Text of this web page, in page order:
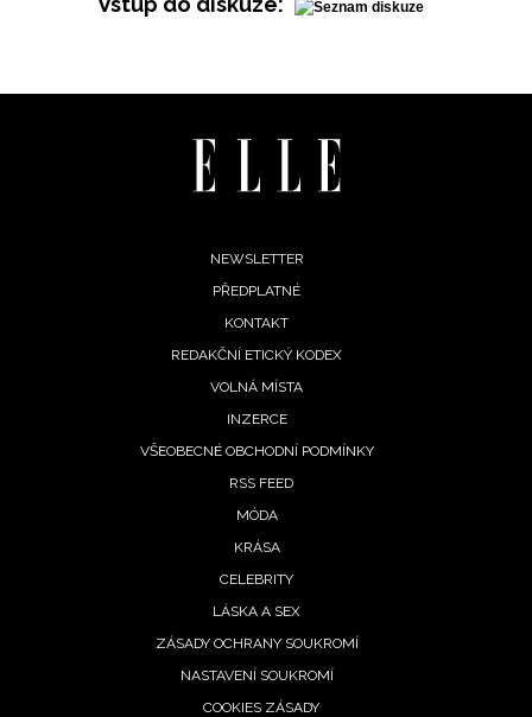
NEWSLETTER
PŘEDPLATNÉ
KONTAKT
REDAKČNÍ ETICKÝ KODEX
VOLNÁ MÍSTA
INZERCE
VŠEOBECNÉ OBCHODNÍ PODMÍNKY
RSS FEED
MÓDA
KRÁSA
CELEBRITY
LÁSKA A SEX
ZÁSADY OCHRANY SOUKROMÍ
NASTAVENÍ SOUKROMÍ
COOKIES ZÁSADY